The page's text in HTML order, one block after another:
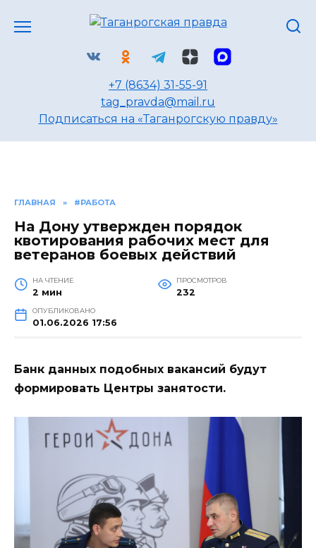
+7 (8634) 31-55-91
tag_pravda@mail.ru
Подписаться на «Таганрогскую правду»
ГЛАВНАЯ » #РАБОТА
На Дону утвержден порядок
квотирования рабочих мест для
ветеранов боевых действий
НА ЧТЕНИЕ
2 мин
ПРОСМОТРОВ
232
ОПУБЛИКОВАНО
01.06.2026 17:56
Банк данных подобных вакансий будут
формировать Центры занятости.